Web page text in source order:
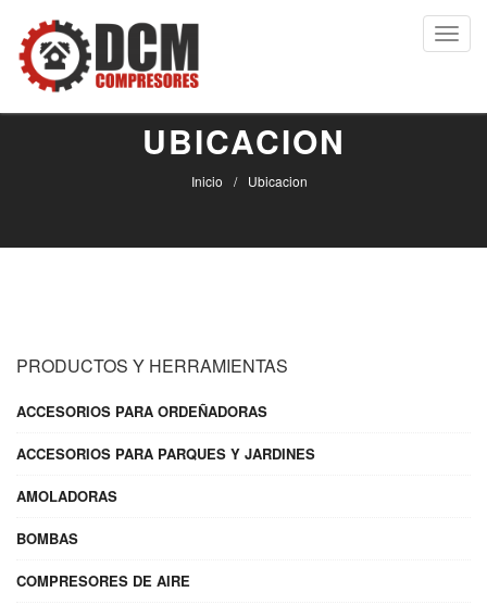
UBICACION
Inicio Ubicacion
PRODUCTOS Y HERRAMIENTAS
ACCESORIOS PARA ORDEÑADORAS
ACCESORIOS PARA PARQUES Y JARDINES
AMOLADORAS
BOMBAS
COMPRESORES DE AIRE